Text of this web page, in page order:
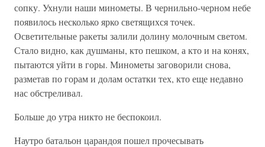
сопку. Ухнули наши минометы. В чернильно-черном небе
появилось несколько ярко светящихся точек.
Осветительные ракеты залили долину молочным светом.
Стало видно, как душманы, кто пешком, а кто и на конях,
пытаются уйти в горы. Минометы заговорили снова,
разметав по горам и долам остатки тех, кто еще недавно
нас обстреливал.
Больше до утра никто не беспокоил.
Наутро батальон царандоя пошел прочесывать